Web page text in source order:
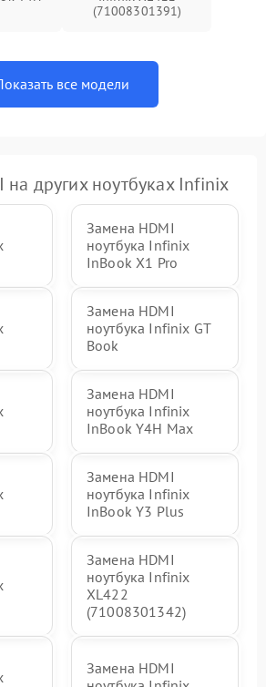
(71008301391)
все модели
на других ноутбуках Infinix
Замена HDMI
ноутбука Infinix
InBook X1 Pro
Замена HDMI
ноутбука Infinix GT
Book
Замена HDMI
ноутбука Infinix
InBook Y4H Max
Замена HDMI
ноутбука Infinix
InBook Y3 Plus
Замена HDMI
ноутбука Infinix
XL422
(71008301342)
Замена HDMI